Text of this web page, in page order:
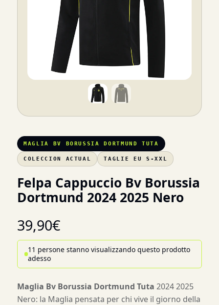
MAGLIA BV BORUSSIA DORTMUND TUTA
COLECCION ACTUAL TAGLIE EU S-XXL
Felpa Cappuccio Bv Borussia
Dortmund 2024 2025 Nero
39,90€
11 persone stanno visualizzando questo prodotto
adesso
Maglia Bv Borussia Dortmund Tuta 2024 2025
Nero: la Maglia pensata per chi vive il giorno della